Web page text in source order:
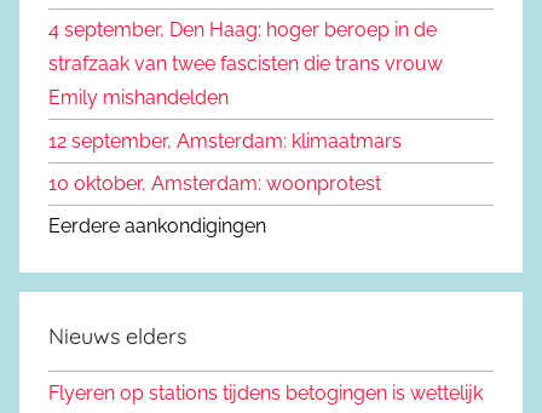
r
:
4 september, Den Haag: hoger beroep in de
strafzaak van twee fascisten die trans vrouw
Emily mishandelden
12 september, Amsterdam: klimaatmars
10 oktober, Amsterdam: woonprotest
Eerdere aankondigingen
Nieuws elders
Flyeren op stations tijdens betogingen is wettelijk